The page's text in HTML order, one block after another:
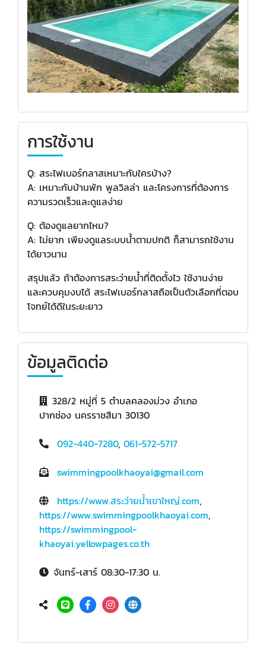
การใช้งาน
Q: สระไฟเบอร์กลาสเหมาะกับใครบ้าง?
A: เหมาะกับบ้านพัก พูลวิลล่า และโครงการที่ต้องการ
ความรวดเร็วและดูแลง่าย
Q: ต้องดูแลยากไหม?
A: ไม่ยาก เพียงดูแลระบบน้ำตามปกติ ก็สามารถใช้งาน
ได้ยาวนาน
สรุปแล้ว ถ้าต้องการสระว่ายน้ำที่ติดตั้งไว ใช้งานง่าย
และควบคุมงบได้ สระไฟเบอร์กลาสถือเป็นตัวเลือกที่ตอบ
โจทย์ได้ดีในระยะยาว
ข้อมูลติดต่อ
328/2 หมู่ที่ 5 ตำบลคลองม่วง อำเภอ
ปากช่อง นครราชสีมา 30130
092-440-7280, 061-572-5717
swimmingpoolkhaoyai@gmail.com
https://www.สระว่ายน้ําเขาใหญ่.com,
https://www.swimmingpoolkhaoyai.com,
https://swimmingpool-
khaoyai.yellowpages.co.th
จันทร์-เสาร์ 08:30-17:30 น.